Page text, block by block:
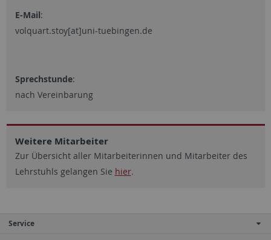
E-Mail:
volquart.stoy[at]uni-tuebingen.de
Sprechstunde:
nach Vereinbarung
Weitere Mitarbeiter
Zur Übersicht aller Mitarbeiterinnen und Mitarbeiter des
Lehrstuhls gelangen Sie hier.
Service